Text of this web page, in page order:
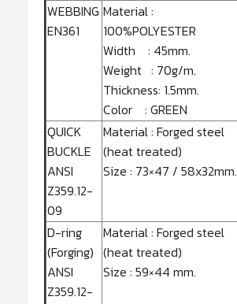
WEBBING
EN361
Material :
100%POLYESTER
Width : 45mm.
Weight : 70g/m.
Thickness: 1.5mm.
Color : GREEN
QUICK
BUCKLE
ANSI
Z359.12-
09
Material : Forged steel
(heat treated)
Size : 73×47 / 58x32mm.
D-ring
(Forging)
ANSI
Z359.12-
Material : Forged steel
(heat treated)
Size : 59×44 mm.